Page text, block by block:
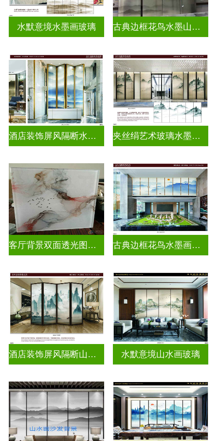
水默意境水墨画玻璃 古典边框花鸟水墨山水画玻璃
酒店装饰屏风隔断水墨山水画玻璃 夹丝绢艺术玻璃水墨画玻璃
客厅背景双面透光图案水墨画玻璃 古典边框花鸟水墨画玻璃
酒店装饰屏风隔断山水画玻璃 水默意境山水画玻璃